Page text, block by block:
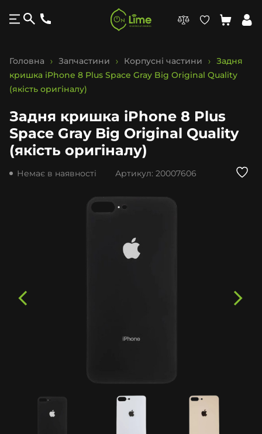
Головна Запчастини Корпусні частини
Задня
кришка iPhone 8 Plus Space Gray Big Original Quality
(якість оригіналу)
Задня кришка iPhone 8 Plus
Space Gray Big Original Quality
(якість оригіналу)
Немає в наявності Артикул: 20007606